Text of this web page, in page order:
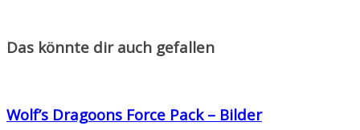
Das könnte dir auch gefallen
Wolf’s Dragoons Force Pack – Bilder